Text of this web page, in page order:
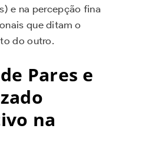
e na percepção fina
que ditam o
do outro.
Pares e
na